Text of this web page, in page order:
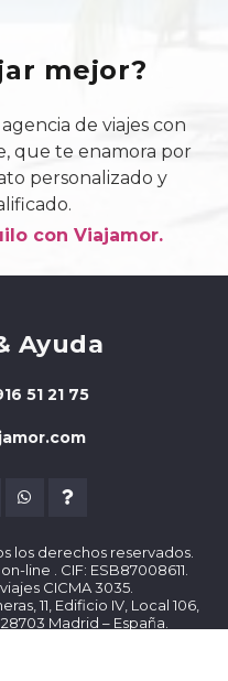
mejor?
de viajes con
que te enamora por
personalizado y
con Viajamor.
Ayuda
51 21 75
los derechos reservados.
line . CIF: ESB87008611.
CICMA 3035.
11, Edificio IV, Local 106,
Madrid – España.